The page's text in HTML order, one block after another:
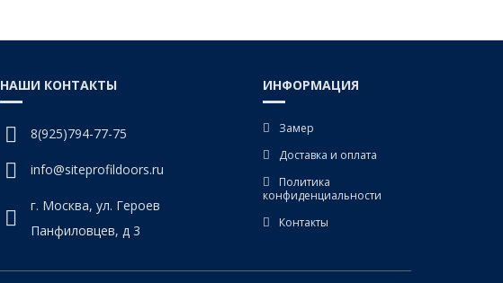
НАШИ КОНТАКТЫ
8(925)794-77-75
info@siteprofildoors.ru
г. Москва, ул. Героев
Панфиловцев, д 3
ИНФОРМАЦИЯ
Замер
Доставка и оплата
Политика
конфиденциальности
Контакты